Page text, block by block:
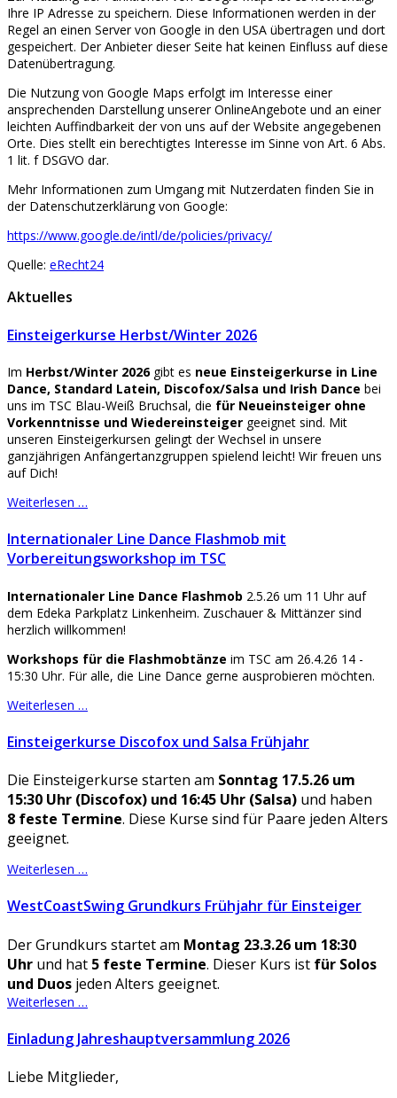
Ihre IP Adresse zu speichern. Diese Informationen werden in der
Regel an einen Server von Google in den USA übertragen und dort
gespeichert. Der Anbieter dieser Seite hat keinen Einfluss auf diese
Datenübertragung.
Die Nutzung von Google Maps erfolgt im Interesse einer
ansprechenden Darstellung unserer OnlineAngebote und an einer
leichten Auffindbarkeit der von uns auf der Website angegebenen
Orte. Dies stellt ein berechtigtes Interesse im Sinne von Art. 6 Abs.
1 lit. f DSGVO dar.
Mehr Informationen zum Umgang mit Nutzerdaten finden Sie in
der Datenschutzerklärung von Google:
https://www.google.de/intl/de/policies/privacy/
Quelle: eRecht24
Aktuelles
Einsteigerkurse Herbst/Winter 2026
Im Herbst/Winter 2026gibt es neue Einsteigerkurse in Line
Dance, Standard Latein, Discofox/Salsa und Irish Dance bei
uns im TSC Blau-Weiß Bruchsal, die für Neueinsteiger ohne
Vorkenntnisse und Wiedereinsteiger geeignet sind. Mit
unseren Einsteigerkursen gelingt der Wechsel in unsere
ganzjährigen Anfängertanzgruppen spielend leicht! Wir freuen uns
auf Dich!
Weiterlesen …
Internationaler Line Dance Flashmob mit
Vorbereitungsworkshop im TSC
Internationaler Line Dance Flashmob 2.5.26 um 11 Uhr auf
dem Edeka Parkplatz Linkenheim. Zuschauer & Mittänzer sind
herzlich willkommen!
Workshops für die Flashmobtänze im TSC am 26.4.26 14 -
15:30 Uhr. Für alle, die Line Dance gerne ausprobieren möchten.
Weiterlesen …
Einsteigerkurse Discofox und Salsa Frühjahr
Die Einsteigerkurse starten am Sonntag 17.5.26 um
15:30 Uhr (Discofox) und 16:45 Uhr (Salsa) und haben
8 feste Termine. Diese Kurse sind für Paare jeden Alters
geeignet.
Weiterlesen …
WestCoastSwing Grundkurs Frühjahr für Einsteiger
Der Grundkurs startet am Montag 23.3.26 um 18:30
Uhr und hat 5 feste Termine. Dieser Kurs ist für Solos
und Duos jeden Alters geeignet.
Weiterlesen …
Einladung Jahreshauptversammlung 2026
Liebe Mitglieder,